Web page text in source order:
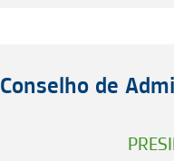
Conselho de